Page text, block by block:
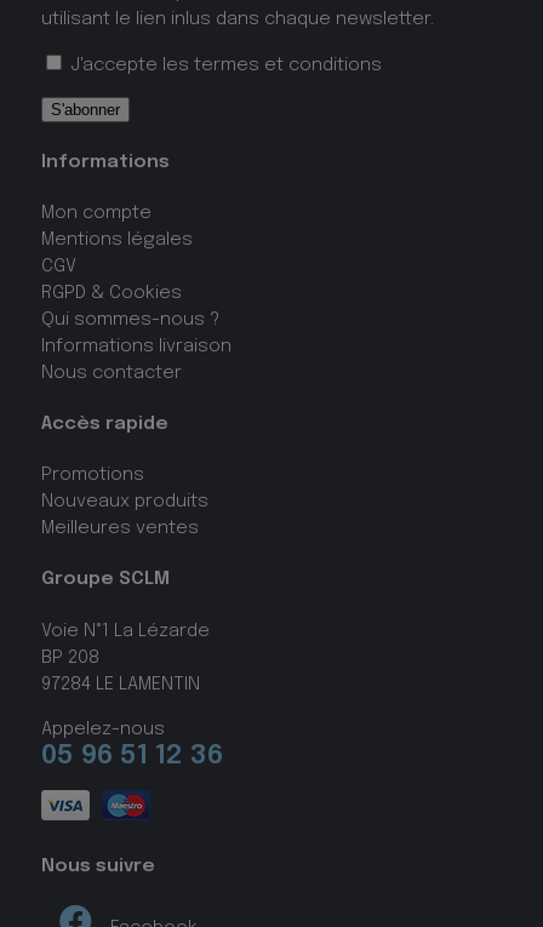
utilisant le lien inlus dans chaque newsletter.
J'accepte les termes et conditions
Informations
Mon compte
Mentions légales
CGV
RGPD & Cookies
Qui sommes-nous ?
Informations livraison
Nous contacter
Accès rapide
Promotions
Nouveaux produits
Meilleures ventes
Groupe SCLM
Voie N°1 La Lézarde
BP 208
97284 LE LAMENTIN
Appelez-nous
05 96 51 12 36
Nous suivre